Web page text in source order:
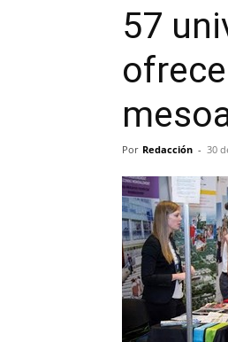
​57
Por Redacción - 30